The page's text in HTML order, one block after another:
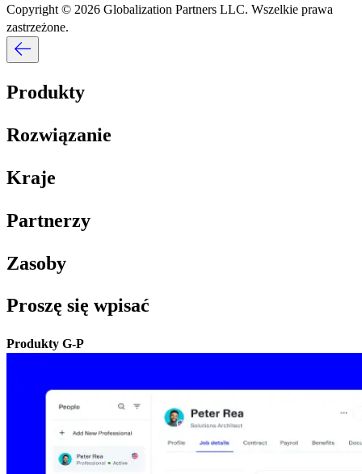
Copyright © 2026 Globalization Partners LLC. Wszelkie prawa
zastrzeżone.​​
Produkty​​
Rozwiązanie​​
Kraje​​
Partnerzy​​
Zasoby​​
Proszę się wpisać​​
Produkty G-P​​